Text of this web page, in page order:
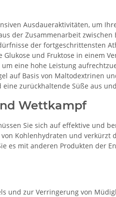
Ausdaueraktivitäten, um
der Zusammenarbeit
der fortgeschrittensten
und Fruktose in einem
eine hohe Leistung
auf Basis von Maltodextrinen
zurückhaltende Süße aus
Wettkampf
Sie sich auf effektive und
Kohlenhydraten und
es mit anderen Produkten der
und zur Verringerung von